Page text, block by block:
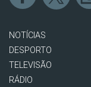
NOTÍCIAS
DESPORTO
TELEVISÃO
RÁDIO